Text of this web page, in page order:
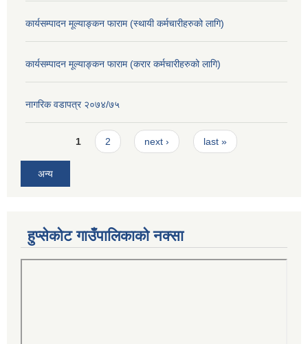
कार्यसम्पादन मूल्याङ्कन फाराम (स्थायी कर्मचारीहरुको लागि)
कार्यसम्पादन मूल्याङ्कन फाराम (करार कर्मचारीहरुको लागि)
नागरिक वडापत्र २०७४/७५
Pages1 2 next › last »
अन्य
हुप्सेकोट गाउँपालिकाको नक्सा